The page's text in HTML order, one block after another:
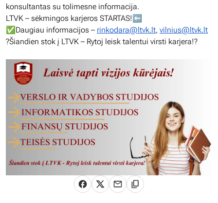
konsultantas su tolimesne informacija.
LTVK – sėkmingos karjeros STARTAS!⬅️
✅Daugiau informacijos – rinkodara@ltvk.lt, vilnius@ltvk.lt
?Šiandien stok į LTVK – Rytoj leisk talentui virsti karjera!?